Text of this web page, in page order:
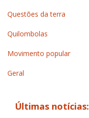
Questões da terra
Quilombolas
Movimento popular
Geral
Últimas notícias: